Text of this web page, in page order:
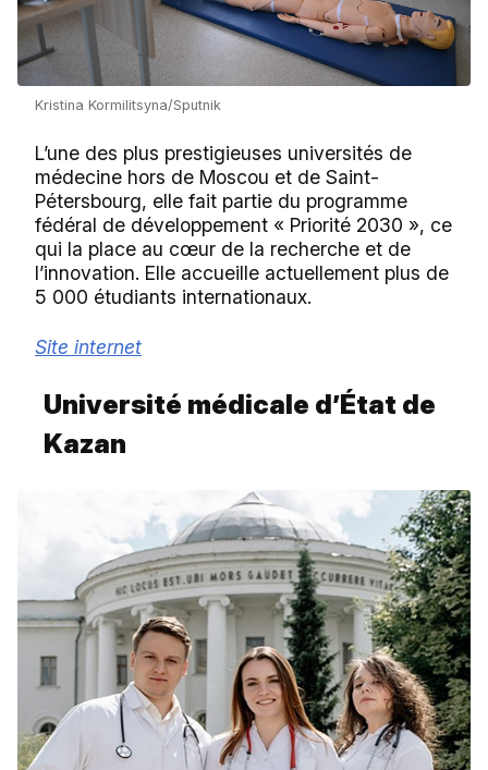
Kristina Kormilitsyna/Sputnik
L’une des plus prestigieuses universités de
médecine hors de Moscou et de Saint-
Pétersbourg, elle fait partie du programme
fédéral de développement « Priorité 2030 », ce
qui la place au cœur de la recherche et de
l’innovation. Elle accueille actuellement plus de
5 000 étudiants internationaux.
Site internet
Université médicale d’État de
Kazan